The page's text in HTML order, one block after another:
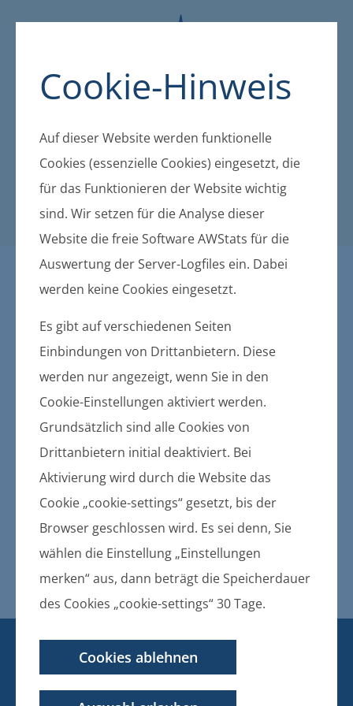
Cookie-Hinweis
Auf dieser Website werden funktionelle
Cookies (essenzielle Cookies) eingesetzt, die
für das Funktionieren der Website wichtig
sind. Wir setzen für die Analyse dieser
Website die freie Software AWStats für die
Auswertung der Server-Logfiles ein. Dabei
werden keine Cookies eingesetzt.
Es gibt auf verschiedenen Seiten
Einbindungen von Drittanbietern. Diese
werden nur angezeigt, wenn Sie in den
Cookie-Einstellungen aktiviert werden.
Grundsätzlich sind alle Cookies von
Drittanbietern initial deaktiviert. Bei
Aktivierung wird durch die Website das
Cookie „cookie-settings“ gesetzt, bis der
Browser geschlossen wird. Es sei denn, Sie
wählen die Einstellung „Einstellungen
merken“ aus, dann beträgt die Speicherdauer
des Cookies „cookie-settings“ 30 Tage.
Cookies ablehnen
Öffentliche Bekanntmachu
ngen der amtsangehörigen
Gemeinden und des Amtes
Europa- und
Kommunalwahlen am 26. Mai
2019
21.12.2018
Einreichung von Vorschlägen für die
Besetzung des Wahlausschusses des
Amtes Züssow
Bekanntmachung der Wahlleitung
KONTAKT
BANKVERBINDUNG